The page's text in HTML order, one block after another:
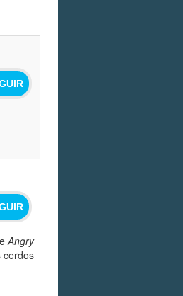
Angry
cerdos